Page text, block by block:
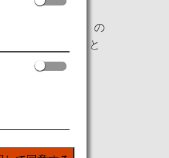
FLYING HONU」の
したイベントへと